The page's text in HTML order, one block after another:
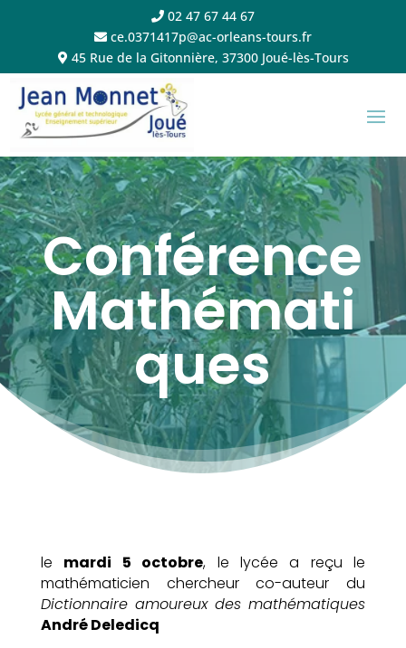
02 47 67 44 67
ce.0371417p@ac-orleans-tours.fr
45 Rue de la Gitonnière, 37300 Joué-lès-Tours
Conférence
Mathémati
ques
le mardi 5 octobre, le lycée a reçu le
mathématicien chercheur co-auteur du
Dictionnaire amoureux des mathématiques
André Deledicq